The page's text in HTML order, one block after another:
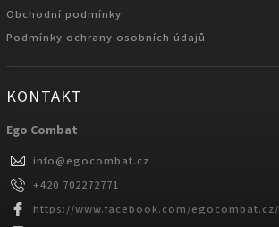
Obchodní podmínky
Podmínky ochrany osobních údajů
KONTAKT
Ego Combat
info@egocombat.cz
+420 702272771
https://www.facebook.com/egocombat.cz/